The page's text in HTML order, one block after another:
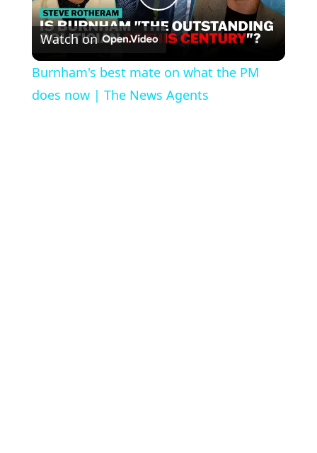
Play
Video
Watch on
Burnham's best mate on what the PM
does now | The News Agents